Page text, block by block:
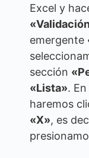
Excel y
emergente
sección
«Lista».
haremos
«X», es